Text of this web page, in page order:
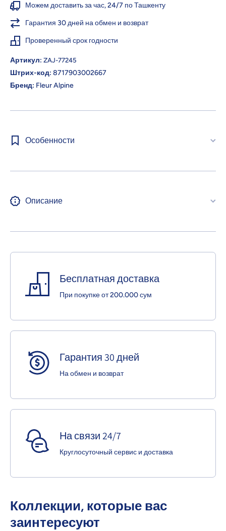
Можем доставить за час, 24/7 по Ташкенту
Гарантия 30 дней на обмен и возврат
Проверенный срок годности
Артикул: ZAJ-77245
Штрих-код: 8717903002667
Бренд: Fleur Alpine
Особенности
Описание
Бесплатная доставка
При покупке от 200.000 сум
Гарантия 30 дней
На обмен и возврат
На связи 24/7
Круглосуточный сервис и доставка
Коллекции, которые вас
заинтересуют